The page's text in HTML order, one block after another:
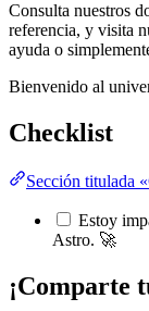
Consulta nuestros
referencia, y visita
ayuda o
Bienvenido al
Checklist
Sección titulada
Estoy
Astro. 🚀
¡Comparte